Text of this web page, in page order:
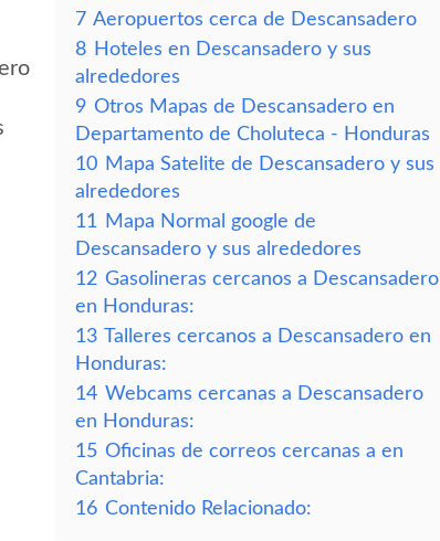
7 Aeropuertos cerca de Descansadero
8 Hoteles en Descansadero y sus
alrededores
9 Otros Mapas de Descansadero en
Departamento de Choluteca - Honduras
10 Mapa Satelite de Descansadero y sus
alrededores
11
Mapa Normal google de
Descansadero y sus alrededores
12 Gasolineras cercanos a Descansadero
en Honduras:
13 Talleres cercanos a Descansadero en
Honduras:
14 Webcams cercanas a Descansadero
en Honduras:
15 Oficinas de correos cercanas a en
Cantabria:
16 Contenido Relacionado: